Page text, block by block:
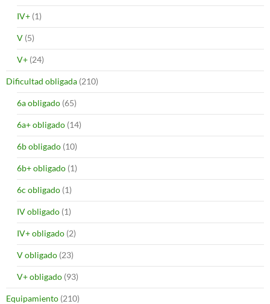
IV+ (1)
V (5)
V+ (24)
Dificultad obligada (210)
6a obligado (65)
6a+ obligado (14)
6b obligado (10)
6b+ obligado (1)
6c obligado (1)
IV obligado (1)
IV+ obligado (2)
V obligado (23)
V+ obligado (93)
Equipamiento (210)